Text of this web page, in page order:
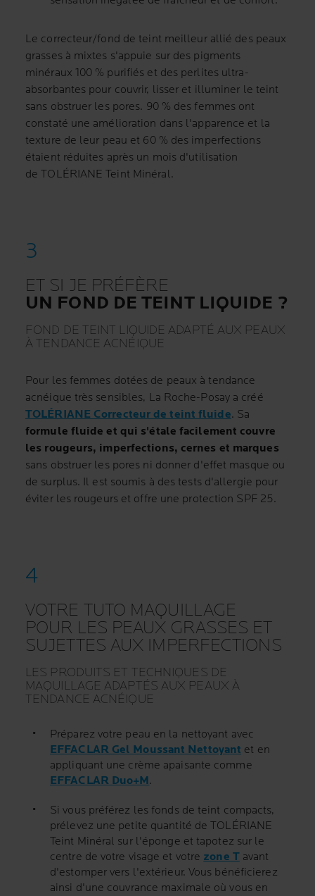
Le correcteur/fond de teint meilleur allié des peaux
grasses à mixtes s'appuie sur des pigments
minéraux 100 % purifiés et des perlites ultra-
absorbantes pour couvrir, lisser et illuminer le teint
sans obstruer les pores. 90 % des femmes ont
constaté une amélioration dans l'apparence et la
texture de leur peau et 60 % des imperfections
étaient réduites après un mois d'utilisation
de TOLÉRIANE Teint Minéral.
ET SI JE PRÉFÈRE
UN FOND DE TEINT LIQUIDE ?
FOND DE TEINT LIQUIDE ADAPTÉ AUX PEAUX
À TENDANCE ACNÉIQUE
Pour les femmes dotées de peaux à tendance
acnéique très sensibles, La Roche-Posay a créé
TOLÉRIANE Correcteur de teint fluide. Sa
formule fluide et qui s'étale facilement couvre
les rougeurs, imperfections, cernes et marques
sans obstruer les pores ni donner d'effet masque ou
de surplus. Il est soumis à des tests d'allergie pour
éviter les rougeurs et offre une protection SPF 25.
VOTRE TUTO MAQUILLAGE
POUR LES PEAUX GRASSES ET
SUJETTES AUX IMPERFECTIONS
LES PRODUITS ET TECHNIQUES DE
MAQUILLAGE ADAPTÉS AUX PEAUX À
TENDANCE ACNÉIQUE
Préparez votre peau en la nettoyant avec
EFFACLAR Gel Moussant Nettoyant et en
appliquant une crème apaisante comme
EFFACLAR Duo+M.
Si vous préférez les fonds de teint compacts,
prélevez une petite quantité de TOLÉRIANE
Teint Minéral sur l'éponge et tapotez sur le
centre de votre visage et votre zone Tavant
d'estomper vers l'extérieur. Vous bénéficierez
ainsi d'une couvrance maximale où vous en